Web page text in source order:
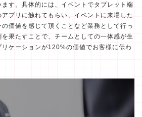
す。具体的には、イベントでタブレット端
プリに触れてもらい、イベントに来場した
価値を感じて頂くことなど業務として行っ
果たすことで、チームとしての一体感が生
リケーションが120%の価値でお客様に伝わ